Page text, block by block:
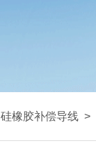
硅橡胶补偿导线 >